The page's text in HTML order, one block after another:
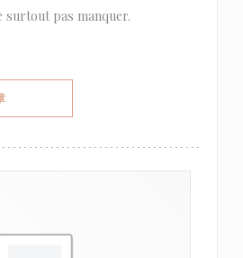
surtout pas manquer.
((在新窗口中打开))